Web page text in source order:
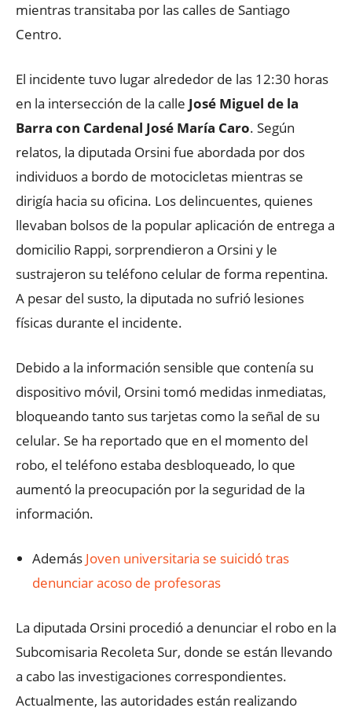
mientras transitaba por las calles de Santiago
Centro.
El incidente tuvo lugar alrededor de las 12:30 horas
en la intersección de la calle José Miguel de la
Barra con Cardenal José María Caro. Según
relatos, la diputada Orsini fue abordada por dos
individuos a bordo de motocicletas mientras se
dirigía hacia su oficina. Los delincuentes, quienes
llevaban bolsos de la popular aplicación de entrega a
domicilio Rappi, sorprendieron a Orsini y le
sustrajeron su teléfono celular de forma repentina.
A pesar del susto, la diputada no sufrió lesiones
físicas durante el incidente.
Debido a la información sensible que contenía su
dispositivo móvil, Orsini tomó medidas inmediatas,
bloqueando tanto sus tarjetas como la señal de su
celular. Se ha reportado que en el momento del
robo, el teléfono estaba desbloqueado, lo que
aumentó la preocupación por la seguridad de la
información.
Además Joven universitaria se suicidó tras
denunciar acoso de profesoras
La diputada Orsini procedió a denunciar el robo en la
Subcomisaria Recoleta Sur, donde se están llevando
a cabo las investigaciones correspondientes.
Actualmente, las autoridades están realizando